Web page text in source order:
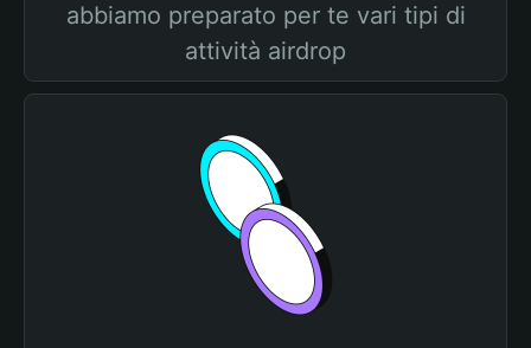
abbiamo preparato per te vari tipi di
attività airdrop